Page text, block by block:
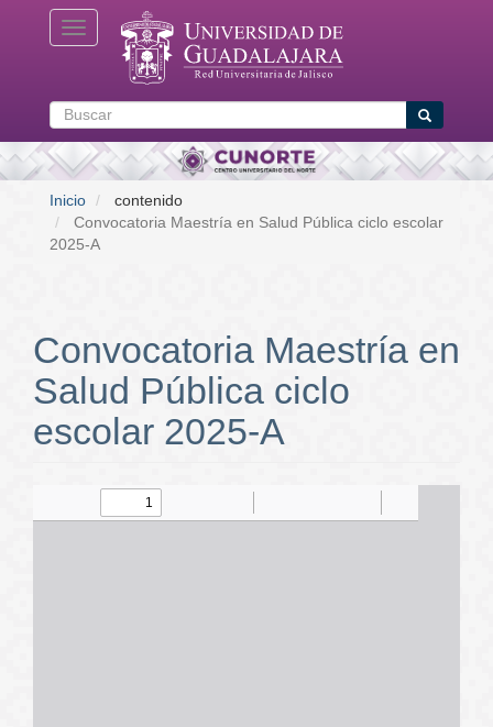
Toggle navigation
Buscar Buscar
Inicio
contenido
Convocatoria Maestría en Salud Pública ciclo escolar
2025-A
Convocatoria Maestría en
Salud Pública ciclo
escolar 2025-A